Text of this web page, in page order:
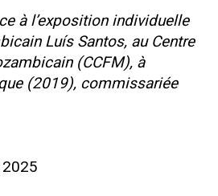
à l’exposition individuelle
Luís Santos, au Centre
(CCFM), à
(2019), commissariée
2025